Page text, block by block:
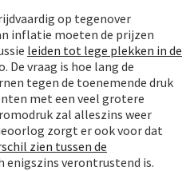
op tegenover
inflatie moeten de prijzen
leiden tot lege plekken in de
De vraag is hoe lang de
tegen de toenemende druk
met een veel grotere
zal alleszins weer
zorgt er ook voor dat
zien tussen de
enigszins verontrustend is.